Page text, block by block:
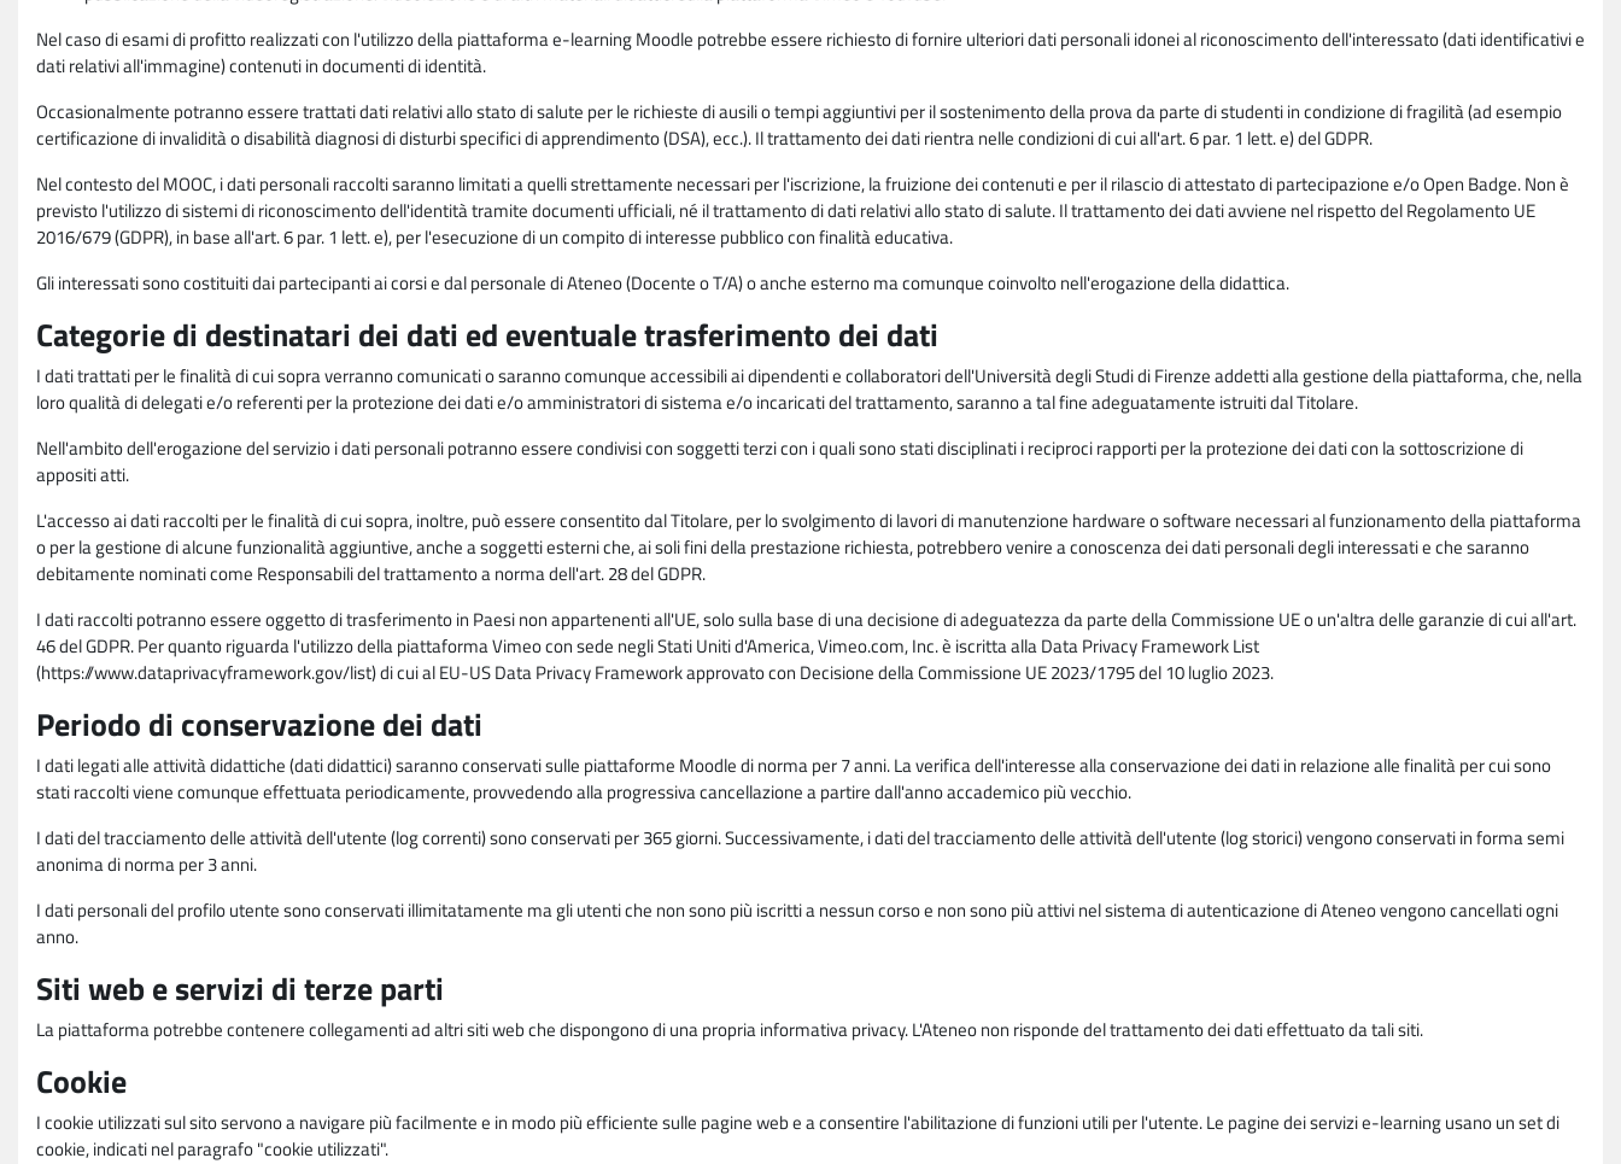
Nel caso di esami di profitto realizzati con l'utilizzo della piattaforma e-learning Moodle potrebbe essere richiesto di fornire ulteriori dati personali idonei al riconoscimento dell'interessato (dati identificativi e
dati relativi all'immagine) contenuti in documenti di identità.
Occasionalmente potranno essere trattati dati relativi allo stato di salute per le richieste di ausili o tempi aggiuntivi per il sostenimento della prova da parte di studenti in condizione di fragilità (ad esempio
certificazione di invalidità o disabilità diagnosi di disturbi specifici di apprendimento (DSA), ecc.). Il trattamento dei dati rientra nelle condizioni di cui all'art. 6 par. 1 lett. e) del GDPR.
Nel contesto del MOOC, i dati personali raccolti saranno limitati a quelli strettamente necessari per l'iscrizione, la fruizione dei contenuti e per il rilascio di attestato di partecipazione e/o Open Badge. Non è
previsto l'utilizzo di sistemi di riconoscimento dell'identità tramite documenti ufficiali, né il trattamento di dati relativi allo stato di salute. Il trattamento dei dati avviene nel rispetto del Regolamento UE
2016/679 (GDPR), in base all'art. 6 par. 1 lett. e), per l'esecuzione di un compito di interesse pubblico con finalità educativa.
Gli interessati sono costituiti dai partecipanti ai corsi e dal personale di Ateneo (Docente o T/A) o anche esterno ma comunque coinvolto nell'erogazione della didattica.
Categorie di destinatari dei dati ed eventuale trasferimento dei dati
I dati trattati per le finalità di cui sopra verranno comunicati o saranno comunque accessibili ai dipendenti e collaboratori dell'Università degli Studi di Firenze addetti alla gestione della piattaforma, che, nella
loro qualità di delegati e/o referenti per la protezione dei dati e/o amministratori di sistema e/o incaricati del trattamento, saranno a tal fine adeguatamente istruiti dal Titolare.
Nell'ambito dell'erogazione del servizio i dati personali potranno essere condivisi con soggetti terzi con i quali sono stati disciplinati i reciproci rapporti per la protezione dei dati con la sottoscrizione di
appositi atti.
L'accesso ai dati raccolti per le finalità di cui sopra, inoltre, può essere consentito dal Titolare, per lo svolgimento di lavori di manutenzione hardware o software necessari al funzionamento della piattaforma
o per la gestione di alcune funzionalità aggiuntive, anche a soggetti esterni che, ai soli fini della prestazione richiesta, potrebbero venire a conoscenza dei dati personali degli interessati e che saranno
debitamente nominati come Responsabili del trattamento a norma dell'art. 28 del GDPR.
I dati raccolti potranno essere oggetto di trasferimento in Paesi non appartenenti all'UE, solo sulla base di una decisione di adeguatezza da parte della Commissione UE o un'altra delle garanzie di cui all'art.
46 del GDPR. Per quanto riguarda l'utilizzo della piattaforma Vimeo con sede negli Stati Uniti d'America, Vimeo.com, Inc. è iscritta alla Data Privacy Framework List
(https://www.dataprivacyframework.gov/list) di cui al EU-US Data Privacy Framework approvato con Decisione della Commissione UE 2023/1795 del 10 luglio 2023.
Periodo di conservazione dei dati
I dati legati alle attività didattiche (dati didattici) saranno conservati sulle piattaforme Moodle di norma per 7 anni. La verifica dell'interesse alla conservazione dei dati in relazione alle finalità per cui sono
stati raccolti viene comunque effettuata periodicamente, provvedendo alla progressiva cancellazione a partire dall'anno accademico più vecchio.
I dati del tracciamento delle attività dell'utente (log correnti) sono conservati per 365 giorni. Successivamente, i dati del tracciamento delle attività dell'utente (log storici) vengono conservati in forma semi
anonima di norma per 3 anni.
I dati personali del profilo utente sono conservati illimitatamente ma gli utenti che non sono più iscritti a nessun corso e non sono più attivi nel sistema di autenticazione di Ateneo vengono cancellati ogni
anno.
Siti web e servizi di terze parti
La piattaforma potrebbe contenere collegamenti ad altri siti web che dispongono di una propria informativa privacy. L'Ateneo non risponde del trattamento dei dati effettuato da tali siti.
Cookie
I cookie utilizzati sul sito servono a navigare più facilmente e in modo più efficiente sulle pagine web e a consentire l'abilitazione di funzioni utili per l'utente. Le pagine dei servizi e-learning usano un set di
cookie, indicati nel paragrafo "cookie utilizzati".